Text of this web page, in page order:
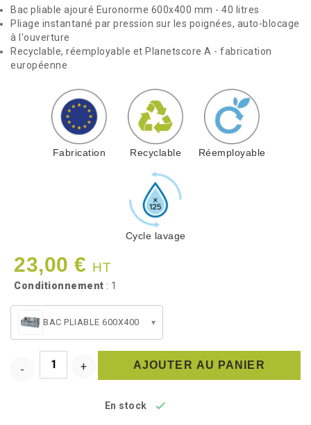
Bac pliable ajouré Euronorme 600x400 mm - 40 litres
Pliage instantané par pression sur les poignées, auto-blocage
à l'ouverture
Recyclable, réemployable et Planetscore A - fabrication
européenne
Fabrication Recyclable Réemployable
Cycle lavage
23,00 € HT
Conditionnement : 1
BAC PLIABLE 600X400 ▾
AJOUTER AU PANIER
En stock 